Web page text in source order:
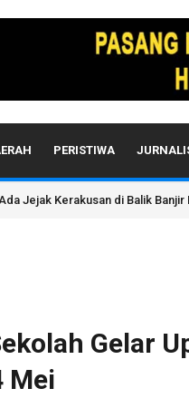
PERISTIWA
Polres Sabang Adalah
Gelar
Mei